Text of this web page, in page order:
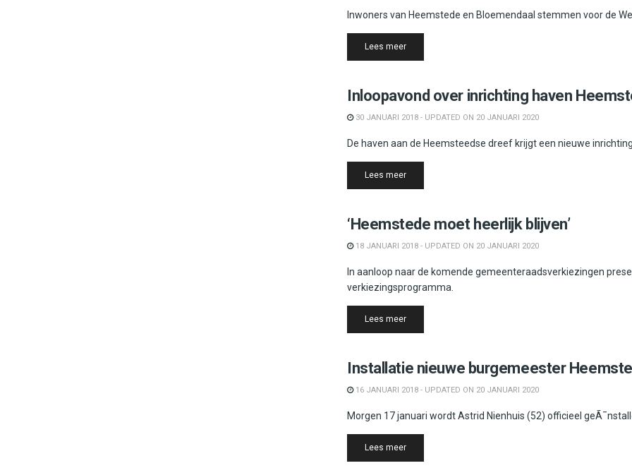
Inwoners van Heemstede en Bloemendaal stemmen voor de
Lees meerDetails
Inloopavond over inrichting haven
30 JANUARI 2018 - UPDATED ON 20 JANUARI 2020
De haven aan de Heemsteedse dreef krijgt een nieuwe
Lees meerDetails
‘Heemstede moet heerlijk blijven’
18 JANUARI 2018 - UPDATED ON 20 JANUARI 2020
In aanloop naar de komende gemeenteraadsverkiezingen
verkiezingsprogramma.
Lees meerDetails
Installatie nieuwe burgemeester
16 JANUARI 2018 - UPDATED ON 20 JANUARI 2020
Morgen 17 januari wordt Astrid Nienhuis (52) officieel
Lees meerDetails